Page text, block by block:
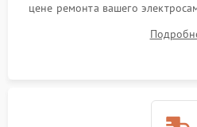
цене ремонта вашего